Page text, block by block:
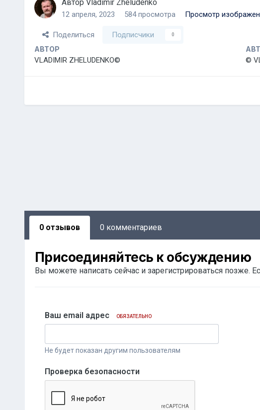
Автор Vladimir Zheludenko
12 апреля, 2023 584 просмотра Просмотр
Поделиться Подписчики 0
АВТОР
VLADIMIR ZHELUDENKO© ©
0 отзывов 0 комментариев
Присоединяйтесь к обсуждению
Вы можете написать сейчас и зарегистрироваться позже.
Ваш email адрес ОБЯЗАТЕЛЬНО
Не будет показан другим пользователям
Проверка безопасности